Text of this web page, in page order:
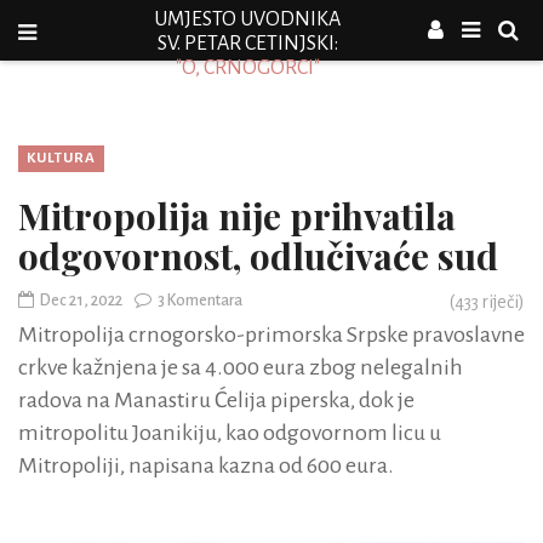
UMJESTO UVODNIKA
SV. PETAR CETINJSKI:
"O, CRNOGORCI"
KULTURA
Mitropolija nije prihvatila
odgovornost, odlučivaće sud
Dec 21, 2022 3 Komentara (433 riječi)
Mitropolija crnogorsko-primorska Srpske pravoslavne
crkve kažnjena je sa 4.000 eura zbog nelegalnih
radova na Manastiru Ćelija piperska, dok je
mitropolitu Joanikiju, kao odgovornom licu u
Mitropoliji, napisana kazna od 600 eura.